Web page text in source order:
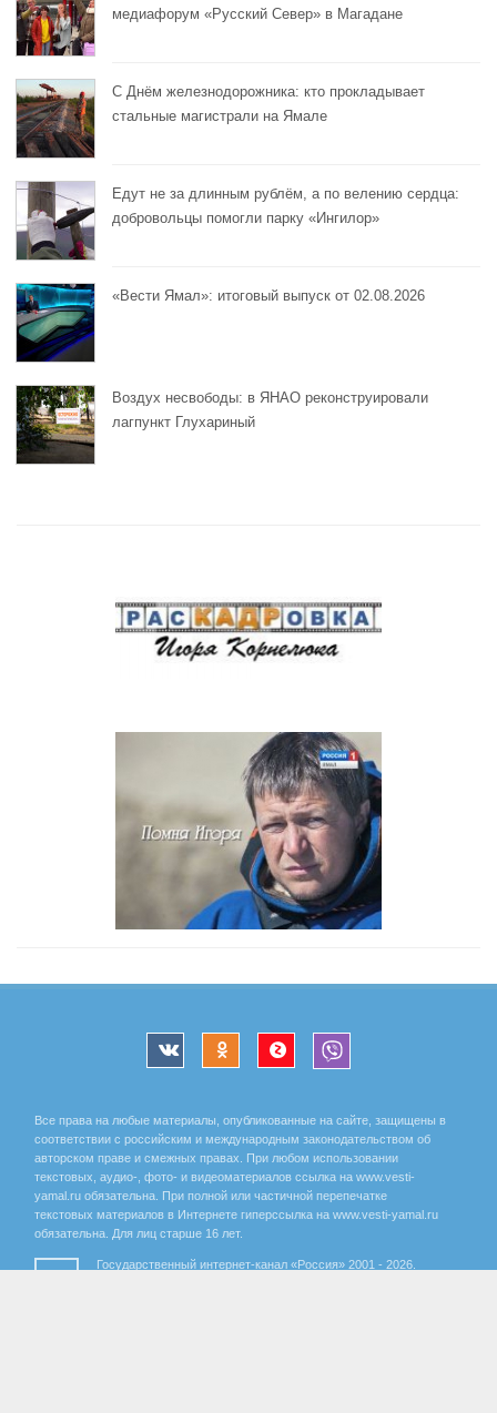
медиафорум «Русский Север» в Магадане
С Днём железнодорожника: кто прокладывает
стальные магистрали на Ямале
Едут не за длинным рублём, а по велению сердца:
добровольцы помогли парку «Ингилор»
«Вести Ямал»: итоговый выпуск от 02.08.2026
Воздух несвободы: в ЯНАО реконструировали
лагпункт Глухариный
Все права на любые материалы, опубликованные на сайте, защищены в
соответствии с российским и международным законодательством об
авторском праве и смежных правах. При любом использовании
текстовых, аудио-, фото- и видеоматериалов ссылка на www.vesti-
yamal.ru обязательна. При полной или частичной перепечатке
текстовых материалов в Интернете гиперссылка на www.vesti-yamal.ru
обязательна. Для лиц старше 16 лет.
Государственный интернет-канал «Россия» 2001 - 2026.